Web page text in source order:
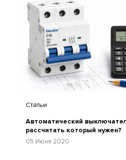
Статьи
Автоматический
рассчитать который нужен?
05 Июня 2020